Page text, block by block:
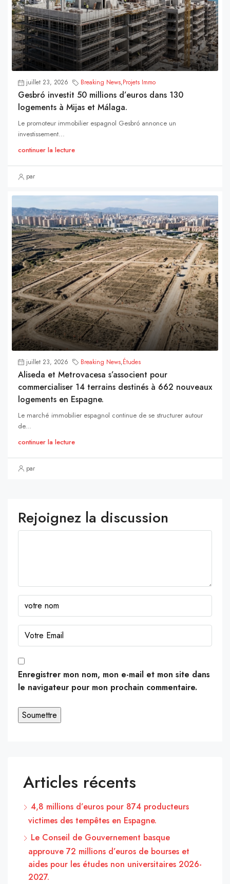
juillet 23, 2026 Breaking News,Projets Immo
Gesbró investit 50 millions d’euros dans 130
logements à Mijas et Málaga.
Le promoteur immobilier espagnol Gesbró annonce un
investissement...
continuer la lecture
par
juillet 23, 2026 Breaking News,Études
Aliseda et Metrovacesa s’associent pour
commercialiser 14 terrains destinés à 662 nouveaux
logements en Espagne.
Le marché immobilier espagnol continue de se structurer autour
de...
continuer la lecture
par
Rejoignez la discussion
Enregistrer mon nom, mon e-mail et mon site dans
le navigateur pour mon prochain commentaire.
Articles récents
4,8 millions d’euros pour 874 producteurs
victimes des tempêtes en Espagne.
Le Conseil de Gouvernement basque
approuve 72 millions d’euros de bourses et
aides pour les études non universitaires 2026-
2027.